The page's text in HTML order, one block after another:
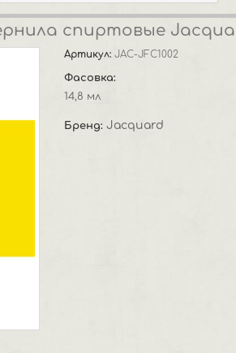
спиртовые
Артикул:JAC-JFC1002
Фасовка:
14,8 мл
Бренд:Jacquard